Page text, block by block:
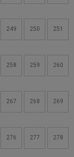
249 250 251
258 259 260
267 268 269
276 277 278